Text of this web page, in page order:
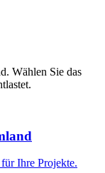
Wählen Sie das
Ihre Projekte.